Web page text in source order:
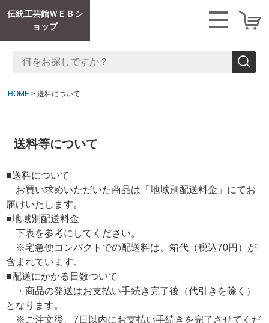
伝統工芸館ＷＥＢシ
ョップ
HOME 送料について
送料等について
■送料について
お買い求めいただいた商品は「地域別配送料金」にてお
届けいたします。
■地域別配送料金
下表を参考にしてください。
※宅急便コンパクトでの配送料は、箱代（税込70円）が
含まれています。
■配送にかかる日数ついて
・商品の発送はお支払い手続き完了後（代引きを除く）
となります。
※ご注文後、7日以内にお支払い手続きを完了させてくだ